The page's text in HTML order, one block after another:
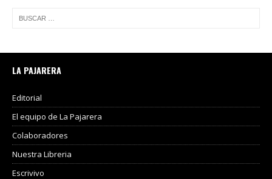
LA PAJARERA
Editorial
El equipo de La Pajarera
Colaboradores
Nuestra Libreria
Escrivivo